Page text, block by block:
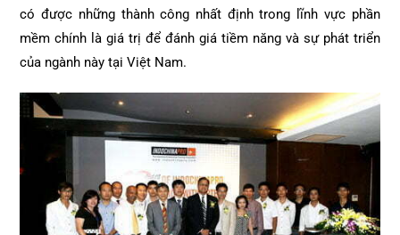
có được những thành công nhất định trong lĩnh vực phần
mềm chính là giá trị để đánh giá tiềm năng và sự phát triển
của ngành này tại Việt Nam.